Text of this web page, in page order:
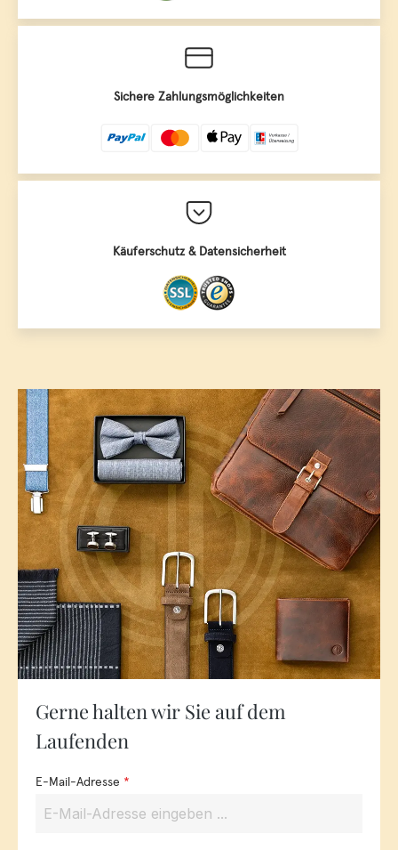
Sichere Zahlungsmöglichkeiten
Käuferschutz & Datensicherheit
Gerne halten wir Sie auf dem
Laufenden
E-Mail-Adresse *